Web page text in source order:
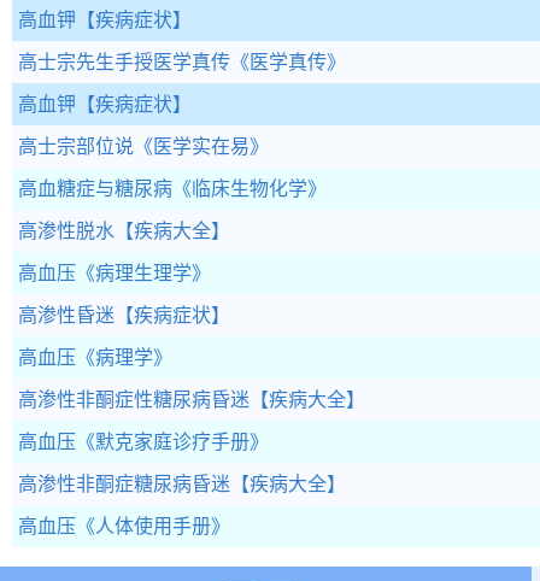
高血钾 【疾病症状】
高士宗先生手授医学真传 《医学真传》
高血钾 【疾病症状】
高士宗部位说 《医学实在易》
高血糖症与糖尿病 《临床生物化学》
高渗性脱水 【疾病大全】
高血压 《病理生理学》
高渗性昏迷 【疾病症状】
高血压 《病理学》
高渗性非酮症性糖尿病昏迷 【疾病大全】
高血压 《默克家庭诊疗手册》
高渗性非酮症糖尿病昏迷 【疾病大全】
高血压 《人体使用手册》